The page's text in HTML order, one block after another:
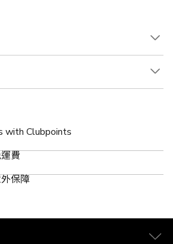
with Clubpoints
費
保障